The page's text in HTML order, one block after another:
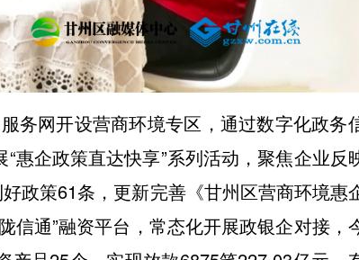
务网开设营商环境专区，通过数字化政务
惠企政策直达快享”系列活动，聚焦企业反
政策61条，更新完善《甘州区营商环境惠
信通”融资平台，常态化开展政银企对接，